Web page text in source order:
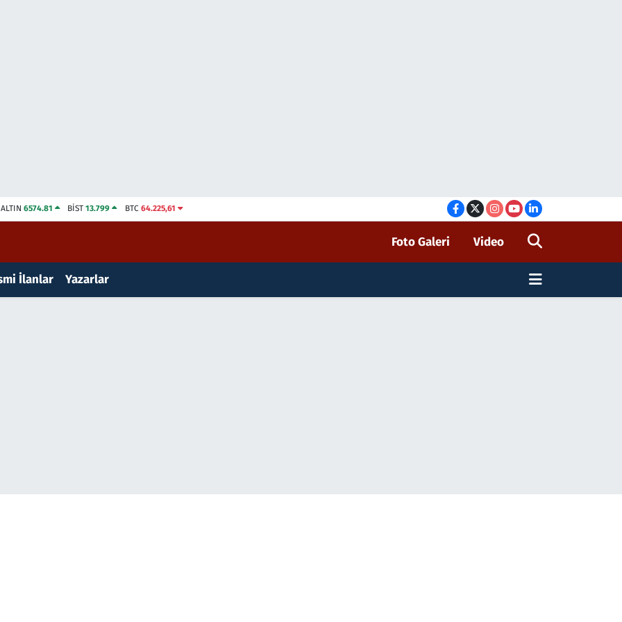
ALTIN 6574.81 BİST13.799 BTC 64.225,61
Foto Galeri Video
İlanlar Yazarlar